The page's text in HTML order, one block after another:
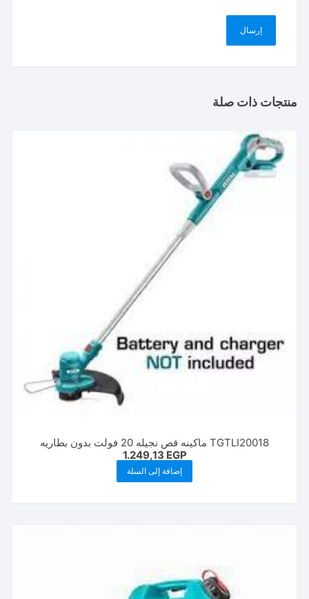
منتجات ذات صلة
TGTLI20018 ماكينه قص نجيله 20 فولت بدون بطاريه
1.249,13 EGP
إضافة إلى السلة